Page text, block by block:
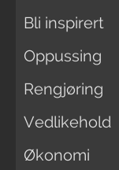
Bli inspirert
Oppussing
Rengjøring
Vedlikehold
Økonomi